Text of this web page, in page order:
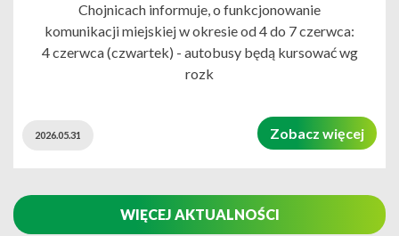
Chojnicach informuje, o funkcjonowanie
komunikacji miejskiej w okresie od 4 do 7 czerwca:
4 czerwca (czwartek) - autobusy będą kursować wg
rozk
2026.05.31 Zobacz więcej
WIĘCEJ AKTUALNOŚCI